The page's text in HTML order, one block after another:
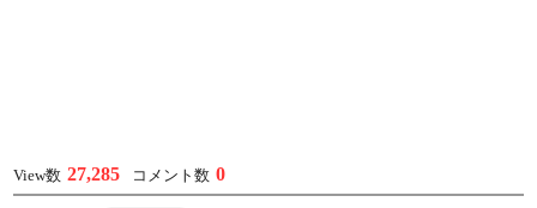
View数 27,285 コメント数 0